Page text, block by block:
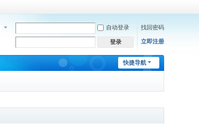
自动登录 找回密码
登录 立即注册
快捷导航